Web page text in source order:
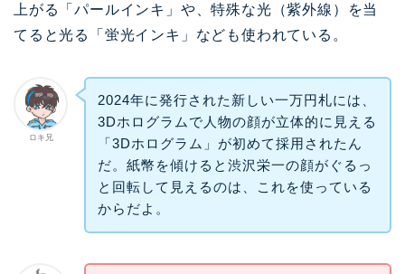
上がる「パールインキ」や、特殊な光（紫外線）を当
てると光る「蛍光インキ」なども使われている。
ロキ兄
2024年に発行された新しい一万円札には、
3Dホログラムで人物の顔が立体的に見える
「3Dホログラム」が初めて採用されたん
だ。紙幣を傾けると渋沢栄一の顔がぐるっ
と回転して見えるのは、これを使っている
からだよ。